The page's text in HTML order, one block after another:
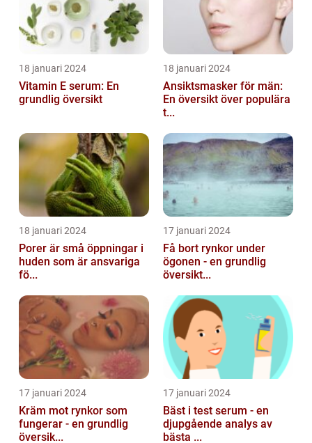
18 januari 2024
Vitamin E serum: En
grundlig översikt
18 januari 2024
Ansiktsmasker för män:
En översikt över populära
t...
18 januari 2024
Porer är små öppningar i
huden som är ansvariga
fö...
17 januari 2024
Få bort rynkor under
ögonen - en grundlig
översikt...
17 januari 2024
Kräm mot rynkor som
fungerar - en grundlig
översik...
17 januari 2024
Bäst i test serum - en
djupgående analys av
bästa ...